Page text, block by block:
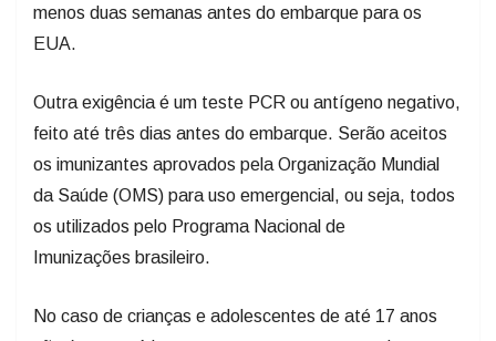
menos duas semanas antes do embarque para os
EUA.
Outra exigência é um teste PCR ou antígeno negativo,
feito até três dias antes do embarque. Serão aceitos
os imunizantes aprovados pela Organização Mundial
da Saúde (OMS) para uso emergencial, ou seja, todos
os utilizados pelo Programa Nacional de
Imunizações brasileiro.
No caso de crianças e adolescentes de até 17 anos